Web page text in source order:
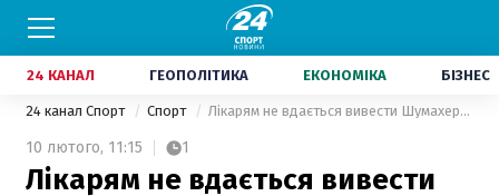
24 КАНАЛ ГЕОПОЛІТИКА ЕКОНОМІКА БІЗНЕС
24 канал Спорт Спорт Лікарям не вдається вивести Шумахера з коми
10 лютого, 11:15 1
Лікарям не вдається вивести